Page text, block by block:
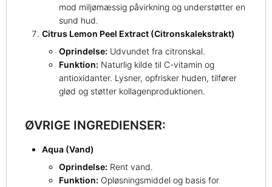
mod miljømæssig påvirkning og understøtter en
sund hud.
Citrus Lemon Peel Extract (Citronskalekstrakt)
Oprindelse: Udvundet fra citronskal.
Funktion: Naturlig kilde til C-vitamin og
antioxidanter. Lysner, opfrisker huden, tilfører
glød og støtter kollagenproduktionen.
ØVRIGE INGREDIENSER:
Aqua (Vand)
Oprindelse: Rent vand.
Funktion: Opløsningsmiddel og basis for